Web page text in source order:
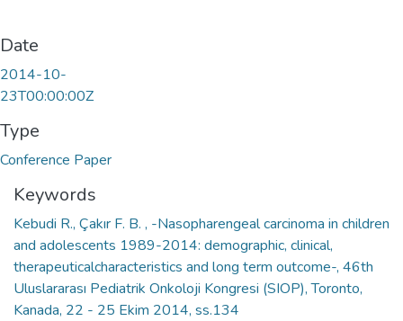
Date
2014-10-
23T00:00:00Z
Type
Conference Paper
Keywords
Kebudi R., Çakır F. B. , -Nasopharengeal carcinoma in children
and adolescents 1989-2014: demographic, clinical,
therapeuticalcharacteristics and long term outcome-, 46th
Uluslararası Pediatrik Onkoloji Kongresi (SIOP), Toronto,
Kanada, 22 - 25 Ekim 2014, ss.134